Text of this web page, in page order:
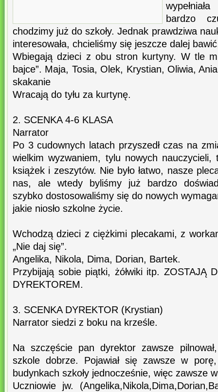
bardzo
chodzimy już do szkoły. Jednak prawdziwa
interesowała, chcieliśmy się jeszcze dalej
Wbiegają dzieci z obu stron kurtyny. W tle
bajce”. Maja, Tosia, Olek, Krystian, Oliwia,
skakanie
Wracają do tyłu za kurtynę.
2. SCENKA 4-6 KLASA
Narrator
Po 3 cudownych latach przyszedł czas na
wielkim wyzwaniem, tylu nowych nauczycieli,
książek i zeszytów. Nie było łatwo, nasze
nas, ale wtedy byliśmy już bardzo
szybko dostosowaliśmy się do nowych
jakie niosło szkolne życie.
Wchodzą dzieci z ciężkimi plecakami, z
„Nie daj się”.
Angelika, Nikola, Dima, Dorian, Bartek.
Przybijają sobie piątki, żółwiki itp. ZOSTAJĄ
DYREKTOREM.
3. SCENKA DYREKTOR (Krystian)
Narrator siedzi z boku na krześle.
Na szczęście pan dyrektor zawsze
szkole dobrze. Pojawiał się zawsze w
budynkach szkoły jednocześnie, więc zawsze
Uczniowie jw.